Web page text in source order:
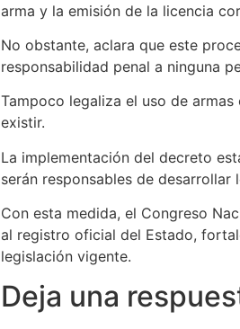
arma y la emisión de la licencia
No obstante, aclara que este
responsabilidad penal a ninguna
Tampoco legaliza el uso de
existir.
La implementación del decreto
serán responsables de
Con esta medida, el Congreso
al registro oficial del Estado,
legislación vigente.
Deja una